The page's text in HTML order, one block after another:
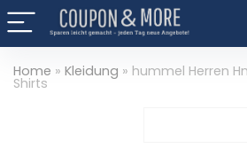
Home » Kleidung » hummel Herren
Shirts